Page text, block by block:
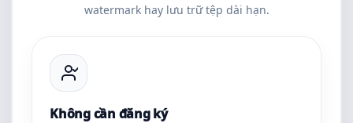
watermark hay lưu trữ tệp dài hạn.
Không cần đăng ký